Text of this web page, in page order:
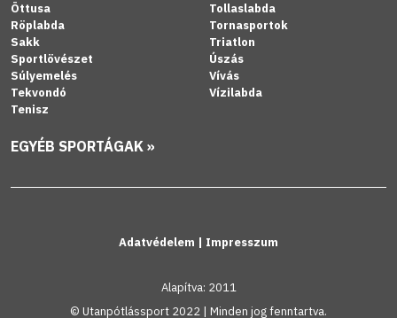
Öttusa
Röplabda
Sakk
Sportlövészet
Súlyemelés
Tekvondó
Tenisz
Tollaslabda
Tornasportok
Triatlon
Úszás
Vívás
Vízilabda
EGYÉB SPORTÁGAK »
Adatvédelem | Impresszum
Alapítva: 2011
© Utanpótlássport 2022 | Minden jog fenntartva.